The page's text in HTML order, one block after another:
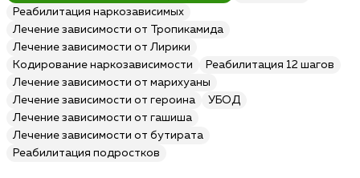
Реабилитация наркозависимых
Лечение зависимости от Тропикамида
Лечение зависимости от Лирики
Кодирование наркозависимости
Реабилитация 12 шагов
Лечение зависимости от марихуаны
Лечение зависимости от героина
УБОД
Лечение зависимости от гашиша
Лечение зависимости от бутирата
Реабилитация подростков